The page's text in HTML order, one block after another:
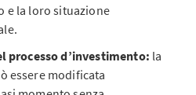
e la loro situazione
processo d’investimento: la
essere modificata